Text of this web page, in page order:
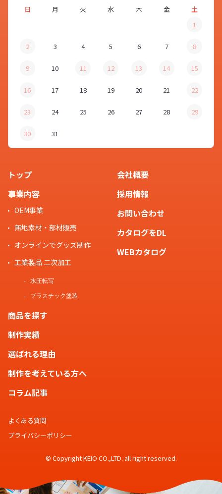
日 月 火 水 木 金
土
1
2 3 4 5 6 7 8
9 10 11 12 13 14 15
16 17 18 19 20 21 22
23 24 25 26 27 28 29
30 31
トップ
事業内容
OEM事業
無地素材・部材販売
オンラインでグッズ制作
工業製品 二次加工
水圧転写
プラスチック塗装
商品を探す
制作実績
選ばれる理由
制作を考えている方へ
コラム記事
会社概要
採用情報
お問い合わせ
カタログをDL
WEBカタログ
よくある質問
プライバシーポリシー
© Copyright KEIO CO.,LTD. all right reserved.